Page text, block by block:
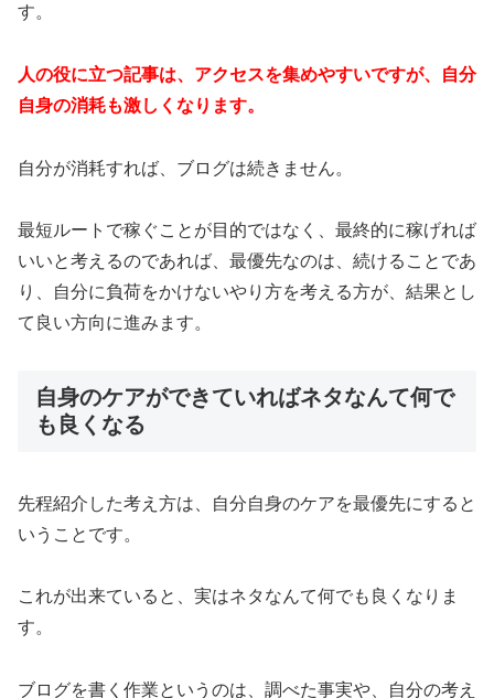
す。
人の役に立つ記事は、アクセスを集めやすいですが、自分
自身の消耗も激しくなります。
自分が消耗すれば、ブログは続きません。
最短ルートで稼ぐことが目的ではなく、最終的に稼げれば
いいと考えるのであれば、最優先なのは、続けることであ
り、自分に負荷をかけないやり方を考える方が、結果とし
て良い方向に進みます。
自身のケアができていればネタなんて何で
も良くなる
先程紹介した考え方は、自分自身のケアを最優先にすると
いうことです。
これが出来ていると、実はネタなんて何でも良くなりま
す。
ブログを書く作業というのは、調べた事実や、自分の考え